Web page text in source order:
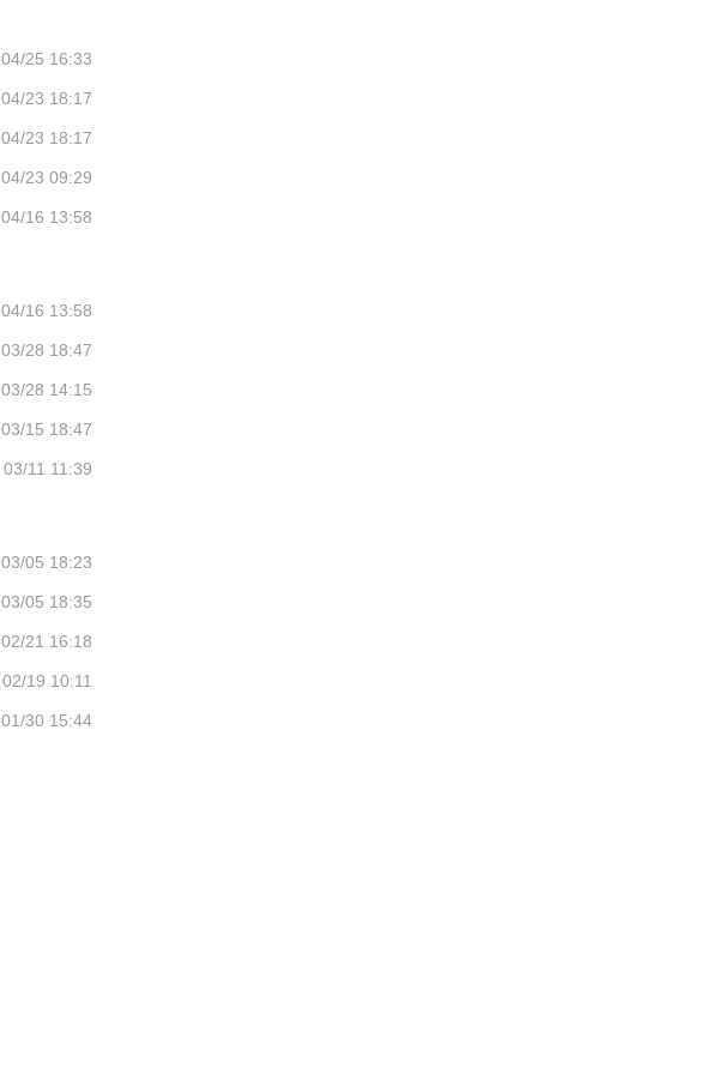
04/25 16:33
04/23 18:17
04/23 18:17
04/23 09:29
04/16 13:58
04/16 13:58
03/28 18:47
03/28 14:15
03/15 18:47
03/11 11:39
03/05 18:23
03/05 18:35
02/21 16:18
02/19 10:11
01/30 15:44